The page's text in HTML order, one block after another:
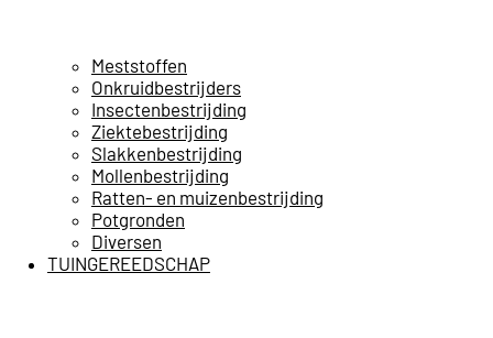
Meststoffen
Onkruidbestrijders
Insectenbestrijding
Ziektebestrijding
Slakkenbestrijding
Mollenbestrijding
Ratten- en muizenbestrijding
Potgronden
Diversen
TUINGEREEDSCHAP